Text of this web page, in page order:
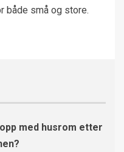
både små og store.
med husrom etter